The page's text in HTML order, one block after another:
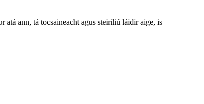
ann, tá tocsaineacht agus steiriliú láidir aige, is